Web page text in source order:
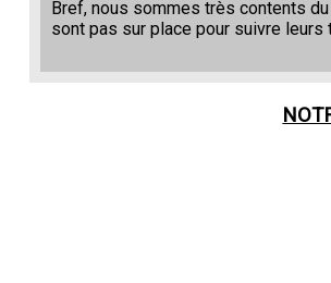
Bref, nous sommes très contents
sont pas sur place pour suivre leurs